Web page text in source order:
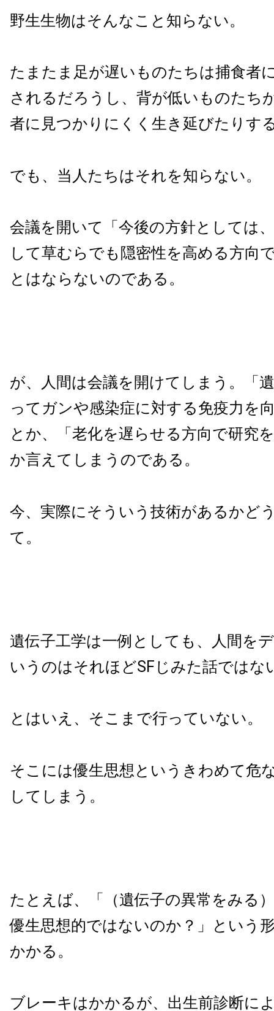
野生生物はそんなこと知らない。
たまたま足が遅いものたちは捕食者
されるだろうし、背が低いものたち
者に見つかりにくく生き延びたりす
でも、当人たちはそれを知らない。
会議を開いて「今後の方針としては
して草むらでも隠密性を高める方向
とはならないのである。
が、人間は会議を開けてしまう。「
ってガンや感染症に対する免疫力を
とか、「老化を遅らせる方向で研究
か言えてしまうのである。
今、実際にそういう技術があるかど
て。
遺伝子工学は一例としても、人間を
いうのはそれほどSFじみた話ではな
とはいえ、そこまで行っていない。
そこには優生思想というきわめて危
してしまう。
たとえば、「（遺伝子の異常をみる
優生思想的ではないのか？」という
かかる。
ブレーキはかかるが、出生前診断に